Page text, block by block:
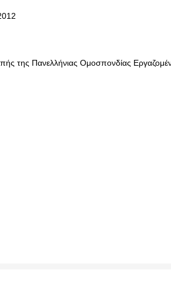
της Πανελλήνιας Ομοσπονδίας